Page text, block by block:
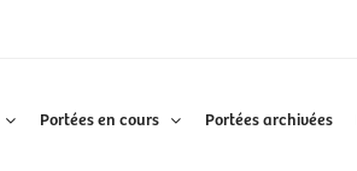
Portées en cours Portées archivées